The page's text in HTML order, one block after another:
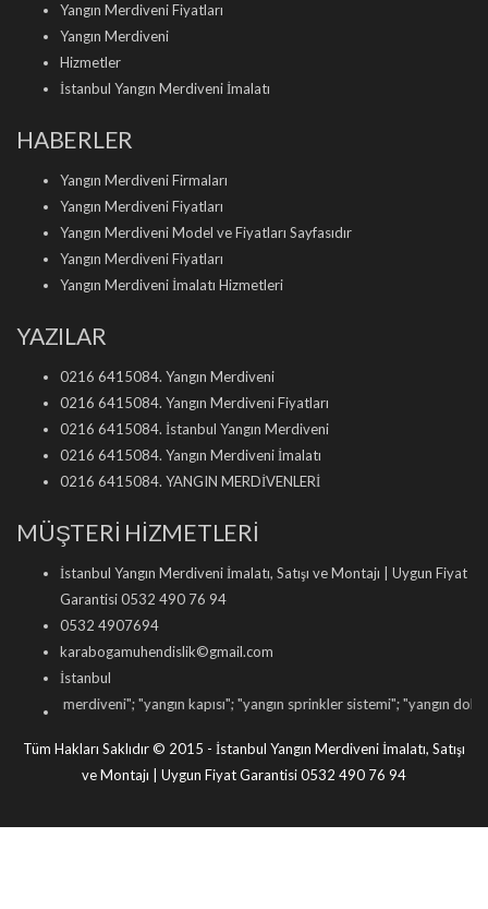
Yangın Merdiveni Fiyatları
Yangın Merdiveni
Hizmetler
İstanbul Yangın Merdiveni İmalatı
HABERLER
Yangın Merdiveni Firmaları
Yangın Merdiveni Fiyatları
Yangın Merdiveni Model ve Fiyatları Sayfasıdır
Yangın Merdiveni Fiyatları
Yangın Merdiveni İmalatı Hizmetleri
YAZILAR
0216 6415084. Yangın Merdiveni
0216 6415084. Yangın Merdiveni Fiyatları
0216 6415084. İstanbul Yangın Merdiveni
0216 6415084. Yangın Merdiveni İmalatı
0216 6415084. YANGIN MERDİVENLERİ
MÜŞTERİ HİZMETLERİ
İstanbul Yangın Merdiveni İmalatı, Satışı ve Montajı | Uygun Fiyat
Garantisi 0532 490 76 94
0532 4907694
karabogamuhendislik©gmail.com
İstanbul
merdiveni"; "yangın kapısı"; "yangın sprinkler sistemi"; "yangın dolabı satışı
Tüm Hakları Saklıdır © 2015 - İstanbul Yangın Merdiveni İmalatı, Satışı
ve Montajı | Uygun Fiyat Garantisi 0532 490 76 94